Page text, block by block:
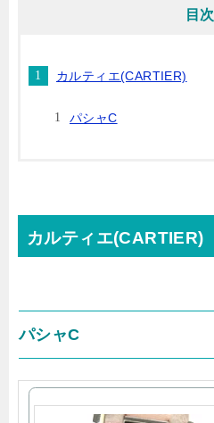
目次
カルティエ(CARTIER)
パシャC
カルティエ(CARTIER)
パシャC